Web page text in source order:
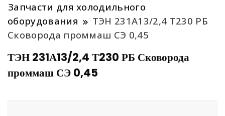
Запчасти для холодильного
оборудования
ТЭН 231А13/2,4 Т230 РБ
Сковорода проммаш СЭ 0,45
ТЭН 231А13/2,4 Т230 РБ Сковорода
проммаш СЭ 0,45